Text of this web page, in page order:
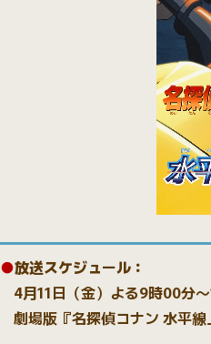
●放送スケジュール：
4月11日（金）よる9時00分
劇場版『名探偵コナン 水平